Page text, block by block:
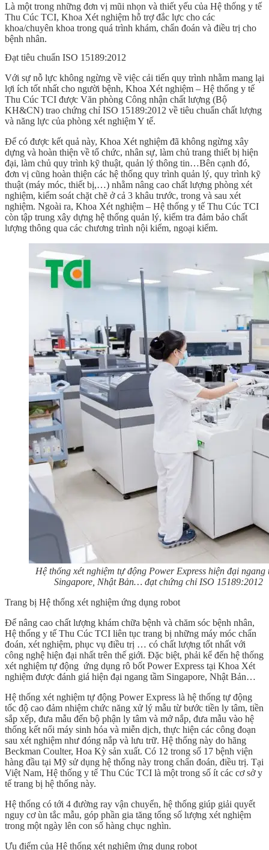
Là một trong những đơn vị mũi nhọn và thiết yếu của Hệ thống y tế
Thu Cúc TCI, Khoa Xét nghiệm hỗ trợ đắc lực cho các
khoa/chuyên khoa trong quá trình khám, chẩn đoán và điều trị cho
bệnh nhân.
Đạt tiêu chuẩn ISO 15189:2012
Với sự nỗ lực không ngừng về việc cải tiến quy trình nhằm mang lại
lợi ích tốt nhất cho người bệnh, Khoa Xét nghiệm – Hệ thống y tế
Thu Cúc TCI được Văn phòng Công nhận chất lượng (Bộ
KH&CN) trao chứng chỉ ISO 15189:2012 về tiêu chuẩn chất lượng
và năng lực của phòng xét nghiệm Y tế.
Để có được kết quả này, Khoa Xét nghiệm đã không ngừng xây
dựng và hoàn thiện về tổ chức, nhân sự, làm chủ trang thiết bị hiện
đại, làm chủ quy trình kỹ thuật, quản lý thông tin…Bên cạnh đó,
đơn vị cũng hoàn thiện các hệ thống quy trình quản lý, quy trình kỹ
thuật (máy móc, thiết bị,…) nhằm nâng cao chất lượng phòng xét
nghiệm, kiểm soát chặt chẽ ở cả 3 khâu trước, trong và sau xét
nghiệm. Ngoài ra, Khoa Xét nghiệm – Hệ thống y tế Thu Cúc TCI
còn tập trung xây dựng hệ thống quản lý, kiểm tra đảm bảo chất
lượng thông qua các chương trình nội kiểm, ngoại kiểm.
Hệ thống xét nghiệm tự động Power Express hiện đại ngang
Singapore, Nhật Bản… đạt chứng chỉ ISO 15189:2012
Trang bị Hệ thống xét nghiệm ứng dụng robot
Để nâng cao chất lượng khám chữa bệnh và chăm sóc bệnh nhân,
Hệ thống y tế Thu Cúc TCI liên tục trang bị những máy móc chẩn
đoán, xét nghiệm, phục vụ điều trị … có chất lượng tốt nhất với
công nghệ hiện đại nhất trên thế giới. Đặc biệt, phải kể đến hệ thống
xét nghiệm tự động ứng dụng rô bốt Power Express tại Khoa Xét
nghiệm được đánh giá hiện đại ngang tầm Singapore, Nhật Bản…
Hệ thống xét nghiệm tự động Power Express là hệ thống tự động
tốc độ cao đảm nhiệm chức năng xử lý mẫu từ bước tiền ly tâm, tiền
sắp xếp, đưa mẫu đến bộ phận ly tâm và mở nắp, đưa mẫu vào hệ
thống kết nối máy sinh hóa và miễn dịch, thực hiện các công đoạn
sau xét nghiệm như đóng nắp và lưu trữ. Hệ thống này do hãng
Beckman Coulter, Hoa Kỳ sản xuất. Có 12 trong số 17 bệnh viện
hàng đầu tại Mỹ sử dụng hệ thống này trong chẩn đoán, điều trị. Tại
Việt Nam, Hệ thống y tế Thu Cúc TCI là một trong số ít các cơ sở y
tế trang bị hệ thống này.
Hệ thống có tới 4 đường ray vận chuyển, hệ thống giúp giải quyết
nguy cơ ùn tắc mẫu, góp phần gia tăng tổng số lượng xét nghiệm
trong một ngày lên con số hàng chục nghìn.
Ưu điểm của Hệ thống xét nghiệm ứng dụng robot